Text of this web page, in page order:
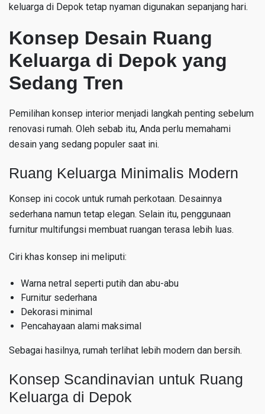
keluarga di Depok tetap nyaman digunakan sepanjang hari.
Konsep Desain Ruang
Keluarga di Depok yang
Sedang Tren
Pemilihan konsep interior menjadi langkah penting sebelum
renovasi rumah. Oleh sebab itu, Anda perlu memahami
desain yang sedang populer saat ini.
Ruang Keluarga Minimalis Modern
Konsep ini cocok untuk rumah perkotaan. Desainnya
sederhana namun tetap elegan. Selain itu, penggunaan
furnitur multifungsi membuat ruangan terasa lebih luas.
Ciri khas konsep ini meliputi:
Warna netral seperti putih dan abu-abu
Furnitur sederhana
Dekorasi minimal
Pencahayaan alami maksimal
Sebagai hasilnya, rumah terlihat lebih modern dan bersih.
Konsep Scandinavian untuk Ruang
Keluarga di Depok